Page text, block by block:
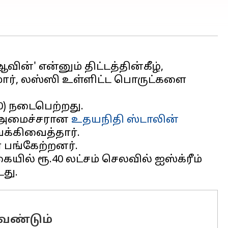
என்னும் திட்டத்தின்கீழ்,
லஸ்ஸி உள்ளிட்ட பொருட்களை
நடைபெற்றது.
அமைச்சரான உதயநிதி ஸ்டாலின்
பங்கேற்றனர்.
ரூ.40 லட்சம் செலவில் ஐஸ்க்ரீம்